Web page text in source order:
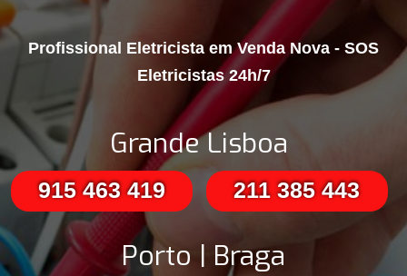
Profissional Eletricista em Venda Nova - SOS
Eletricistas 24h/7
Grande Lisboa
915 463 419 211 385 443
Porto | Braga